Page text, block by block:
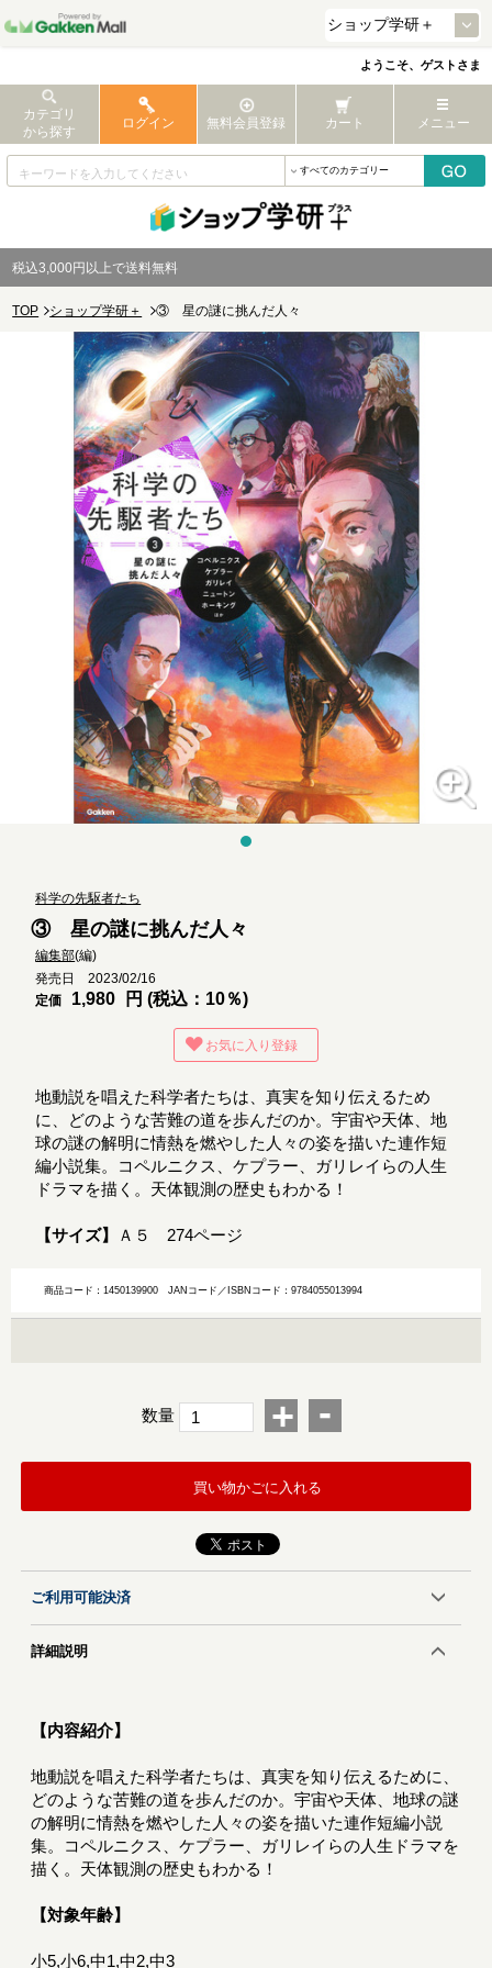
ようこそ、ゲストさま
カテゴリ
から探す
ログイン 無料会員登録 カート メニュー
税込3,000円以上で送料無料
TOP ショップ学研＋ ③ 星の謎に挑んだ人々
科学の先駆者たち
③ 星の謎に挑んだ人々
編集部(編)
発売日 2023/02/16
定価
1,980 円 (税込：10％)
お気に入り登録
地動説を唱えた科学者たちは、真実を知り伝えるため
に、どのような苦難の道を歩んだのか。宇宙や天体、地
球の謎の解明に情熱を燃やした人々の姿を描いた連作短
編小説集。コペルニクス、ケプラー、ガリレイらの人生
ドラマを描く。天体観測の歴史もわかる！
【サイズ】 Ａ５ 274ページ
商品コード：1450139900JANコード／ISBNコード：9784055013994
数量 + -
買い物かごに入れる
ご利用可能決済
詳細説明
【内容紹介】
地動説を唱えた科学者たちは、真実を知り伝えるために、
どのような苦難の道を歩んだのか。宇宙や天体、地球の謎
の解明に情熱を燃やした人々の姿を描いた連作短編小説
集。コペルニクス、ケプラー、ガリレイらの人生ドラマを
描く。天体観測の歴史もわかる！
【対象年齢】
小5,小6,中1,中2,中3